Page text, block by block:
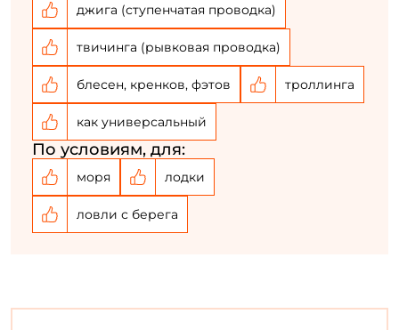
джига (ступенчатая проводка)
твичинга (рывковая проводка)
блесен, кренков, фэтов троллинга
как универсальный
По условиям, для:
моря лодки
ловли с берега